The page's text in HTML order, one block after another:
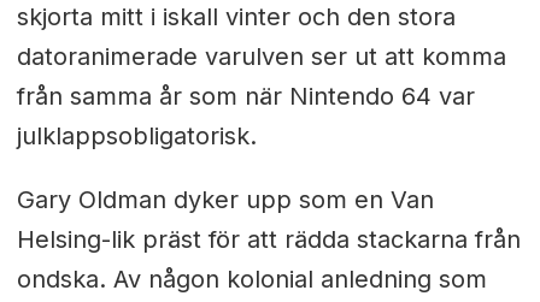
skjorta mitt i iskall vinter och den stora
datoranimerade varulven ser ut att komma
från samma år som när Nintendo 64 var
julklappsobligatorisk.
Gary Oldman dyker upp som en Van
Helsing-lik präst för att rädda stackarna från
ondska. Av någon kolonial anledning som